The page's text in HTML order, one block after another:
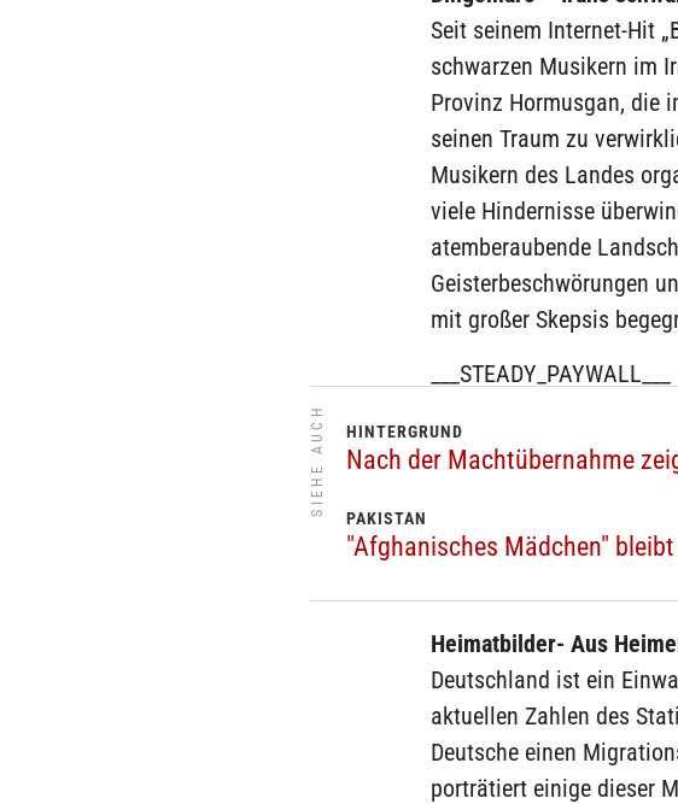
Seit seinem Internet-Hit
schwarzen Musikern im
Provinz Hormusgan, die
seinen Traum zu
Musikern des Landes
viele Hindernisse
atemberaubende
Geisterbeschwörungen
mit großer Skepsis
___STEADY_PAYWALL___
SIEHE AUCH HINTERGRUND
Nach der Machtübernahme
PAKISTAN
"Afghanisches Mädchen"
Heimatbilder- Aus
Deutschland ist ein
aktuellen Zahlen des
Deutsche einen
porträtiert einige dieser